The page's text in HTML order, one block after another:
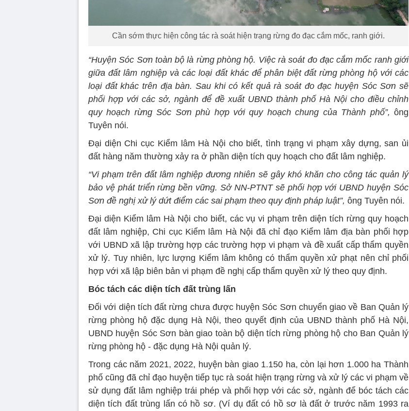
Cần sớm thực hiện công tác rà soát hiện trạng rừng đo đạc cắm mốc, ranh giới.
“Huyện Sóc Sơn toàn bộ là rừng phòng hộ. Việc rà soát đo đạc cắm mốc ranh giới
giữa đất lâm nghiệp và các loại đất khác để phân biệt đất rừng phòng hộ với các
loại đất khác trên địa bàn. Sau khi có kết quả rà soát đo đạc huyện Sóc Sơn sẽ
phối hợp với các sở, ngành để đề xuất UBND thành phố Hà Nội cho điều chỉnh
quy hoạch rừng Sóc Sơn phù hợp với quy hoạch chung của Thành phố”, ông
Tuyên nói.
Đại diện Chi cục Kiểm lâm Hà Nội cho biết, tình trạng vi phạm xây dựng, san ủi
đất hàng năm thường xảy ra ở phần diện tích quy hoạch cho đất lâm nghiệp.
“Vi phạm trên đất lâm nghiệp đương nhiên sẽ gây khó khăn cho công tác quản lý
bảo vệ phát triển rừng bền vững. Sở NN-PTNT sẽ phối hợp với UBND huyện Sóc
Sơn đề nghị xử lý dứt điểm các sai phạm theo quy định pháp luật”, ông Tuyên nói.
Đại diện Kiểm lâm Hà Nội cho biết, các vụ vi phạm trên diện tích rừng quy hoạch
đất lâm nghiệp, Chi cục Kiểm lâm Hà Nội đã chỉ đạo Kiểm lâm địa bàn phối hợp
với UBND xã lập trường hợp các trường hợp vi phạm và đề xuất cấp thẩm quyền
xử lý. Tuy nhiên, lực lượng Kiểm lâm không có thẩm quyền xử phạt nên chỉ phối
hợp với xã lập biên bản vi phạm đề nghị cấp thẩm quyền xử lý theo quy định.
Bóc tách các diện tích đất trùng lấn
Đối với diện tích đất rừng chưa được huyện Sóc Sơn chuyển giao về Ban Quản lý
rừng phòng hộ đặc dụng Hà Nội, theo quyết định của UBND thành phố Hà Nội,
UBND huyện Sóc Sơn bàn giao toàn bộ diện tích rừng phòng hộ cho Ban Quản lý
rừng phòng hộ - đặc dụng Hà Nội quản lý.
Trong các năm 2021, 2022, huyện bàn giao 1.150 ha, còn lại hơn 1.000 ha Thành
phố cũng đã chỉ đạo huyện tiếp tục rà soát hiện trạng rừng và xử lý các vi phạm về
sử dụng đất lâm nghiệp trái phép và phối hợp với các sở, ngành để bóc tách các
diện tích đất trùng lấn có hồ sơ. (Ví dụ đất có hồ sơ là đất ở trước năm 1993 ra